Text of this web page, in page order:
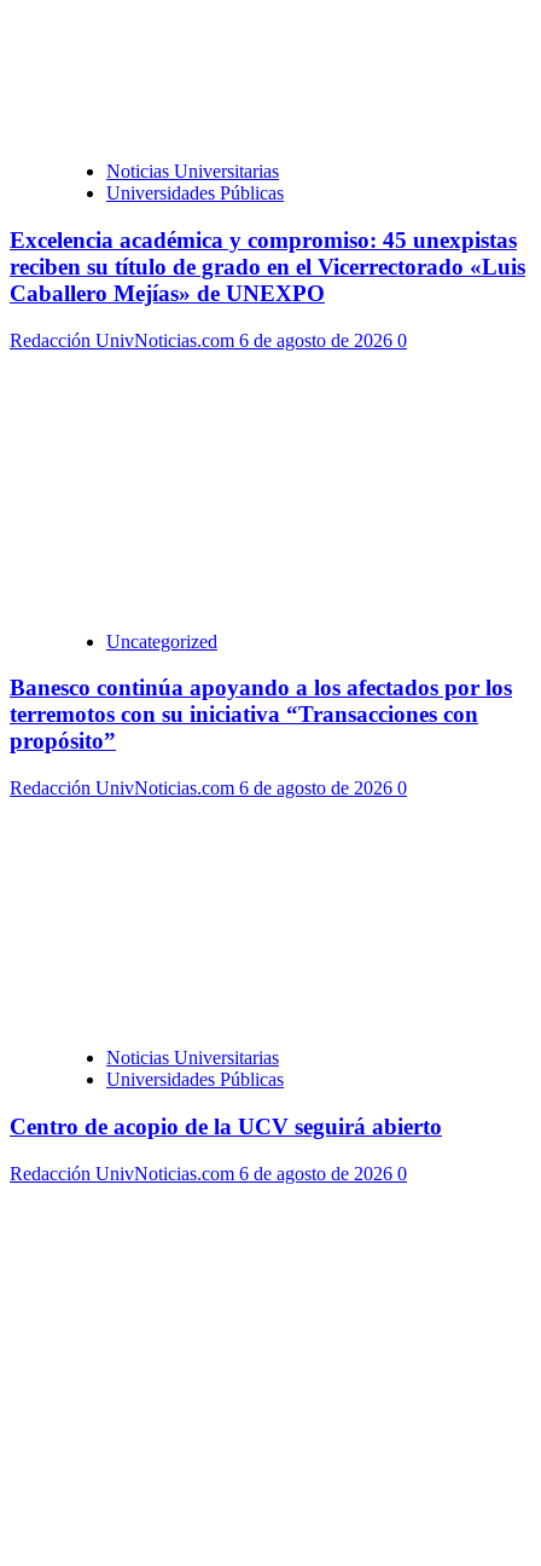
Noticias Universitarias
Universidades Públicas
Excelencia académica y compromiso: 45 unexpistas
reciben su título de grado en el Vicerrectorado «Luis
Caballero Mejías» de UNEXPO
Redacción UnivNoticias.com 6 de agosto de 2026 0
Uncategorized
Banesco continúa apoyando a los afectados por los
terremotos con su iniciativa “Transacciones con
propósito”
Redacción UnivNoticias.com 6 de agosto de 2026 0
Noticias Universitarias
Universidades Públicas
Centro de acopio de la UCV seguirá abierto
Redacción UnivNoticias.com 6 de agosto de 2026 0